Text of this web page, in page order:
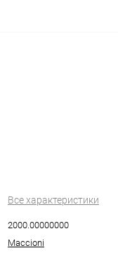
Все характеристики
2000.00000000
Maccioni